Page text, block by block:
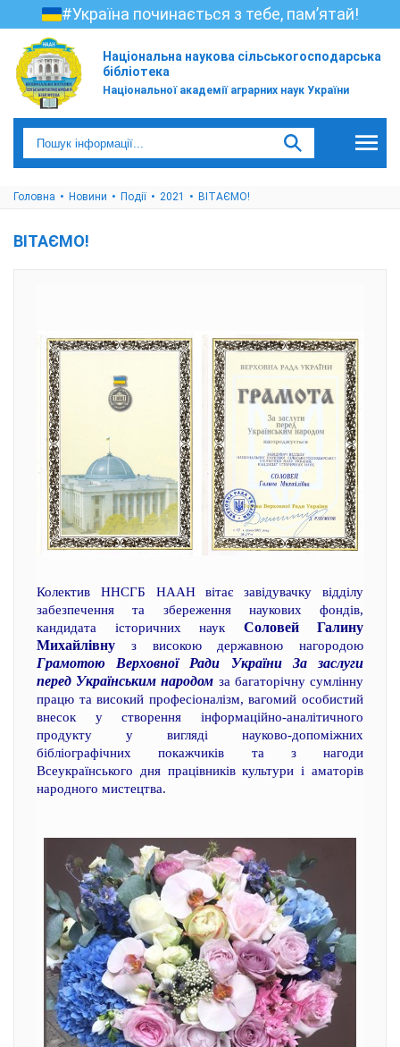
#Україна починається з тебе, пам’ятай!
Національна наукова сільськогосподарська
бібліотека
Національної академії аграрних наук України
Головна Новини Події 2021 ВІТАЄМО!
ВІТАЄМО!
Колектив ННСГБ НААН вітає завідувачку відділу
забезпечення та збереження наукових фондів,
кандидата історичних наук Соловей Галину
Михайлівну з високою державною нагородою
Грамотою Верховної Ради України За заслуги
перед Українським народом за багаторічну сумлінну
працю та високий професіоналізм, вагомий особистий
внесок у створення інформаційно-аналітичного
продукту у вигляді науково-допоміжних
бібліографічних покажчиків та з нагоди
Всеукраїнського дня працівників культури і аматорів
народного мистецтва.